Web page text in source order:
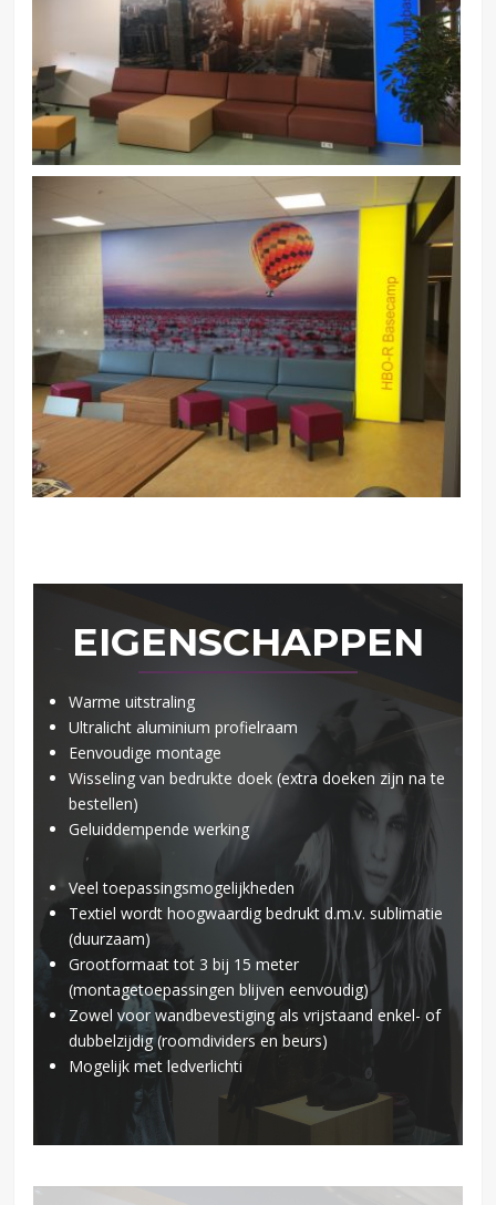
EIGENSCHAPPEN
Warme uitstraling
Ultralicht aluminium profielraam
Eenvoudige montage
Wisseling van bedrukte doek (extra doeken zijn na te
bestellen)
Geluiddempende werking
Veel toepassingsmogelijkheden
Textiel wordt hoogwaardig bedrukt d.m.v. sublimatie
(duurzaam)
Grootformaat tot 3 bij 15 meter
(montagetoepassingen blijven eenvoudig)
Zowel voor wandbevestiging als vrijstaand enkel- of
dubbelzijdig (roomdividers en beurs)
Mogelijk met ledverlichti